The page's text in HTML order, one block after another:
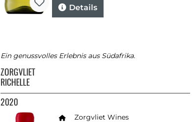
Details
Ein genussvolles Erlebnis aus Südafrika.
ZORGVLIET
RICHELLE
2020
Zorgvliet Wines